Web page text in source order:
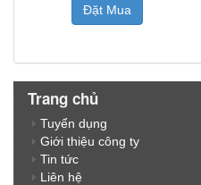
Đặt Mua
Trang chủ
Tuyển dụng
Giới thiệu công ty
Tin tức
Liên hệ